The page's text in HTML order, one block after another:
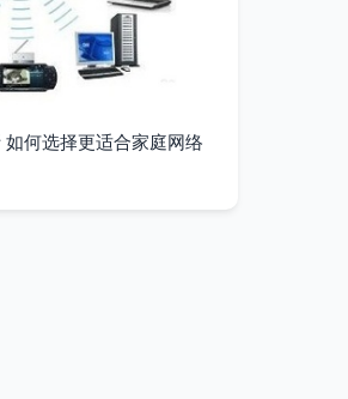
何选择更适合家庭网络